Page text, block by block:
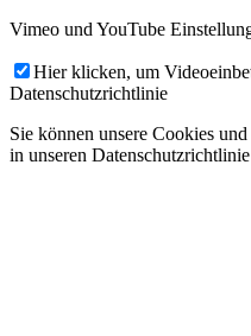
Vimeo und YouTube
Hier klicken, um
Datenschutzrichtlinie
Sie können unsere Cookies
in unseren